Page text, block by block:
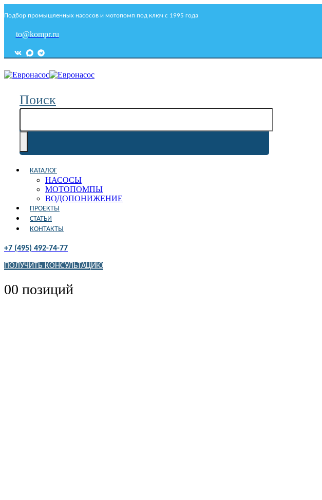
Подбор промышленных насосов и мотопомп под ключ с 1995 года
to@kompr.ru
Поиск
КАТАЛОГ
НАСОСЫ
МОТОПОМПЫ
ВОДОПОНИЖЕНИЕ
ПРОЕКТЫ
СТАТЬИ
КОНТАКТЫ
+7 (495) 492-74-77
ПОЛУЧИТЬ КОНСУЛЬТАЦИЮ
00 позиций